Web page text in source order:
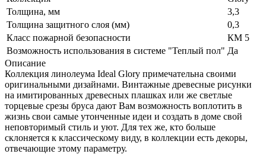
Толщина, мм
3,3
Толщина защитного слоя (мм)
0,3
Класс пожарной безопасности
КМ 5
Возможность использования в системе "Теплый пол" Да
Описание
Коллекция линолеума Ideal Glory примечательна своими
оригинальными дизайнами. Винтажные древесные рисунки
на имитированных древесных плашках или же светлые
торцевые срезы бруса дают Вам возможность воплотить в
жизнь свои самые утонченные идеи и создать в доме свой
неповторимый стиль и уют. Для тех же, кто больше
склоняется к классическому виду, в коллекции есть декоры,
отвечающие этому параметру.